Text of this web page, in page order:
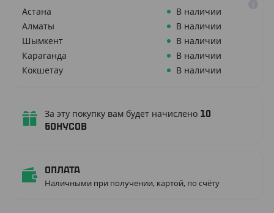
Астана
В наличии
Алматы
В наличии
Шымкент
В наличии
Караганда
В наличии
Кокшетау
В наличии
За эту покупку вам будет начислено 10
бонусов
Оплата
Наличными при получении, картой, по счёту